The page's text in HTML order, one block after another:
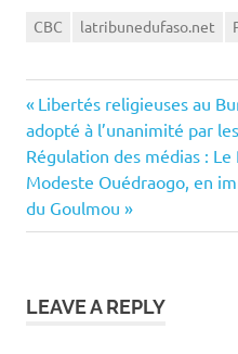
CBC latribunedufaso.net
Navigation
de
l’article
Previous
Post:
Libertés religieuses au
adopté à l’unanimité par
Next
Post:
Régulation des médias :
Modeste Ouédraogo, en
du Goulmou
LEAVE A REPLY